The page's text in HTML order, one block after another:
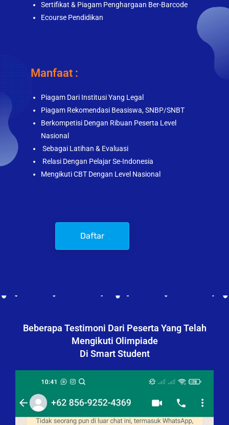
Sertifikat & Piagam Penghargaan Ber-Barcode
Ecourse Pendidikan
Manfaat :
Piagam Dari Institusi Yang Legal
Piagam Rekomendasi Beasiswa, SNBP/SNBT
Berkompetisi Dengan Ribuan Peserta Level
Nasional
Sebagai Latihan & Evaluasi
Relasi Dengan Pelajar Se-Indonesia
Mengikuti CBT Dengan Level Nasional
Daftar
Beberapa Testimoni Dari Peserta Yang Telah
Mengikuti Olimpiade
Di Smart Student